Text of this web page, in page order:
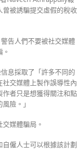
被誘騙提交虛假的稅收
告人們不要被社交媒體
息採取了「許多不同的
交媒體上製作誤導性內
者只是想獲得關注和點
險。」
媒體騙局。
僱人士可以根據該計劃